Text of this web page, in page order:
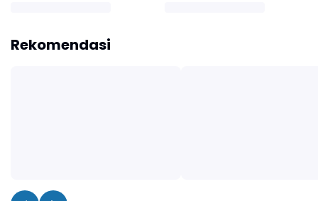
Rekomendasi